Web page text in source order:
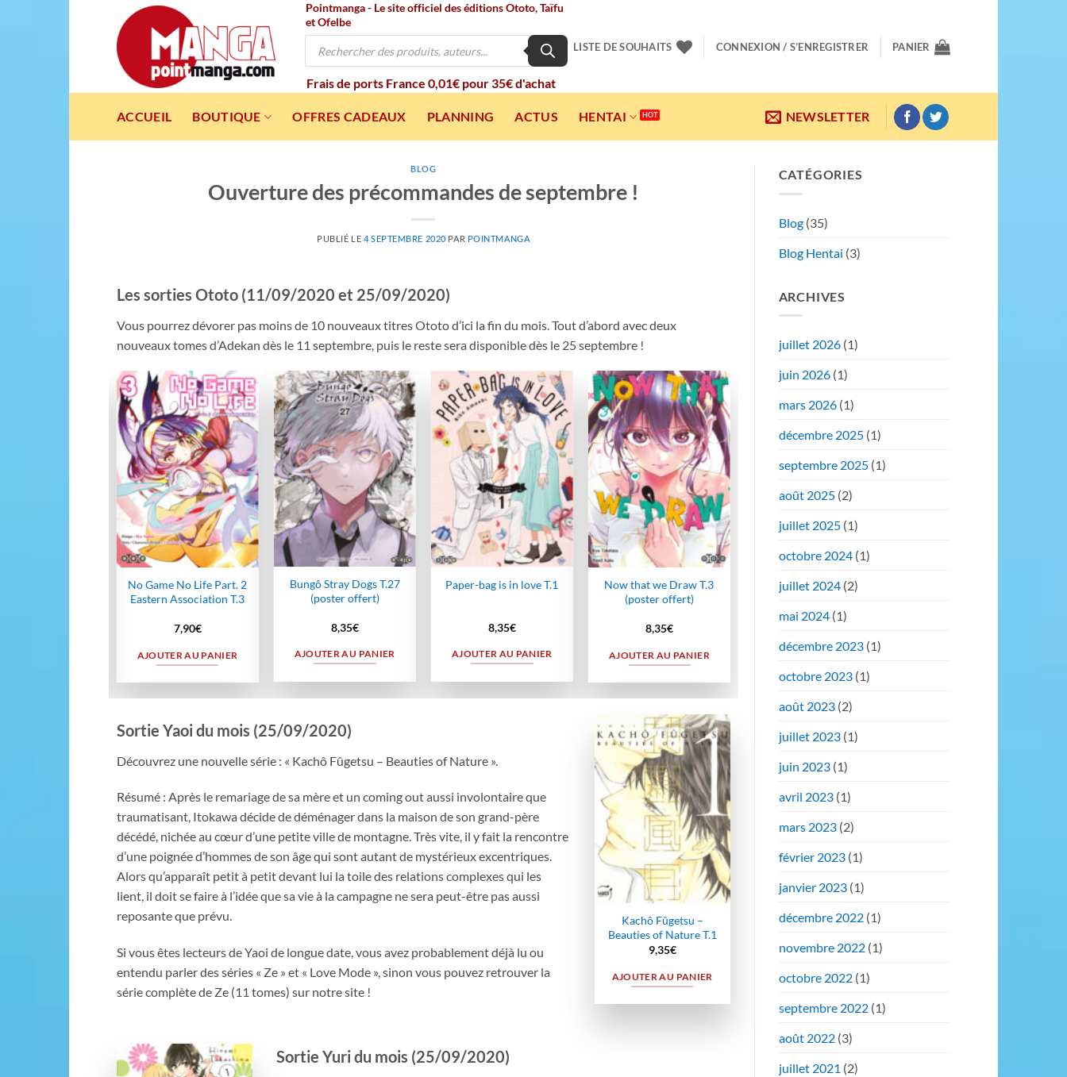
Pointmanga - Le site officiel des éditions Ototo, Taïfu
et Ofelbe
Recherche
Frais de ports France 0,01€ pour 35€ d'achat
LISTE DE SOUHAITS CONNEXION / S’ENREGISTRER PANIER
ACCUEIL BOUTIQUE OFFRES CADEAUX PLANNING ACTUS HENTAI NEWSLETTER
BLOG
Ouverture des précommandes de septembre !
PUBLIÉ LE 4 SEPTEMBRE 2020 PAR POINTMANGA
Les sorties Ototo (11/09/2020 et 25/09/2020)
Vous pourrez dévorer pas moins de 10 nouveaux titres Ototo d’ici la fin du mois. Tout d’abord avec deux
nouveaux tomes d’Adekan dès le 11 septembre, puis le reste sera disponible dès le 25 septembre !
Ajouter
à la
wishlist
No Game No Life Part. 2
Eastern Association T.3
7,90€
AJOUTER AU PANIER
Ajouter
à la
wishlist
Bungô Stray Dogs T.27
(poster offert)
8,35€
AJOUTER AU PANIER
Ajouter
à la
wishlist
Paper-bag is in love T.1
8,35€
AJOUTER AU PANIER
Ajouter
à la
wishlist
Now that we Draw T.3
(poster offert)
8,35€
AJOUTER AU PANIER
Sortie Yaoi du mois (25/09/2020)
Découvrez une nouvelle série : « Kachô Fûgetsu – Beauties of Nature ».
Résumé : Après le remariage de sa mère et un coming out aussi involontaire que
traumatisant, Itokawa décide de déménager dans la maison de son grand-père
décédé, nichée au cœur d’une petite ville de montagne. Très vite, il y fait la rencontre
d’une poignée d’hommes de son âge qui sont autant de mystérieux excentriques.
Alors qu’apparaît petit à petit devant lui la toile des relations complexes qui les
lient, il doit se faire à l’idée que sa vie à la campagne ne sera peut-être pas aussi
reposante que prévu.
Si vous êtes lecteurs de Yaoi de longue date, vous avez probablement déjà lu ou
entendu parler des séries « Ze » et « Love Mode », sinon vous pouvez retrouver la
série complète de Ze (11 tomes) sur notre site !
Ajouter
à la
wishlist
Kachô Fûgetsu –
Beauties of Nature T.1
9,35€
AJOUTER AU PANIER
Sortie Yuri du mois (25/09/2020)
CATÉGORIES
Blog(35)
Blog Hentai (3)
ARCHIVES
juillet 2026(1)
juin 2026(1)
mars 2026(1)
décembre 2025(1)
septembre 2025(1)
août 2025(2)
juillet 2025(1)
octobre 2024(1)
juillet 2024(2)
mai 2024(1)
décembre 2023(1)
octobre 2023(1)
août 2023(2)
juillet 2023(1)
juin 2023(1)
avril 2023(1)
mars 2023(2)
février 2023(1)
janvier 2023(1)
décembre 2022(1)
novembre 2022(1)
octobre 2022(1)
septembre 2022(1)
août 2022(3)
juillet 2021 (2)